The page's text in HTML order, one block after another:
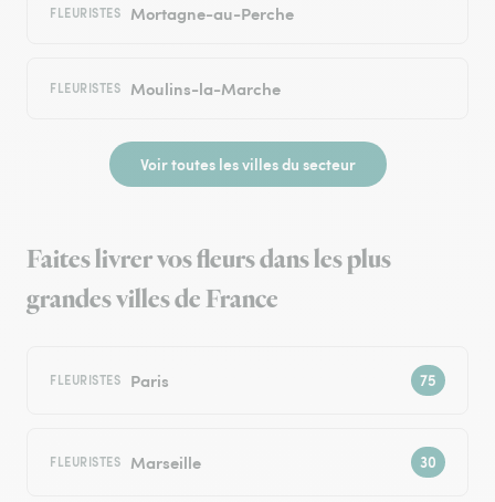
FLEURISTES Mortagne-au-Perche
FLEURISTES Moulins-la-Marche
Voir toutes les villes du secteur
Faites livrer vos fleurs dans les plus
grandes villes de France
FLEURISTES Paris
FLEURISTES Marseille